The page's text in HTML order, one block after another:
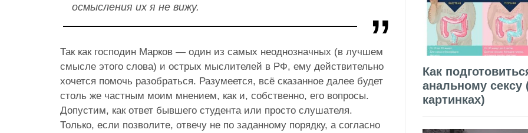
осмысления их я не вижу.
Так как господин Марков — один из самых неоднозначных (в лучшем
смысле этого слова) и острых мыслителей в РФ, ему действительно
хочется помочь разобраться. Разумеется, всё сказанное далее будет
столь же частным моим мнением, как и, собственно, его вопросы.
Допустим, как ответ бывшего студента или просто слушателя.
Только, если позволите, отвечу не по заданному порядку, а согласно
Как
анальному сексу
картинках)